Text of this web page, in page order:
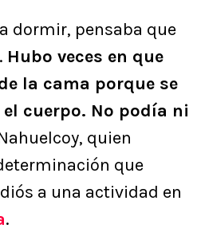
dormir, pensaba que
Hubo veces en que
la cama porque se
cuerpo. No podía ni
quien
que
a una actividad en
.